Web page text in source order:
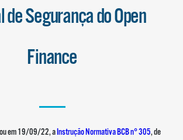
de Segurança do Open
Finance
em 19/09/22, aInstrução Normativa BCB n° 305, de